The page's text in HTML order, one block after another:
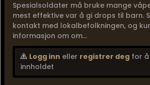
Spesialsoldater må bruke mange
mest effektive var å gi drops til barn.
kontakt med lokalbefolkningen, og
informasjon om om...
Logg inn eller registrer deg for
innholdet